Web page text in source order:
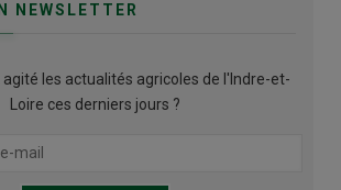
NEWSLETTER
agité les actualités agricoles de l'Indre-et-
Loire ces derniers jours ?